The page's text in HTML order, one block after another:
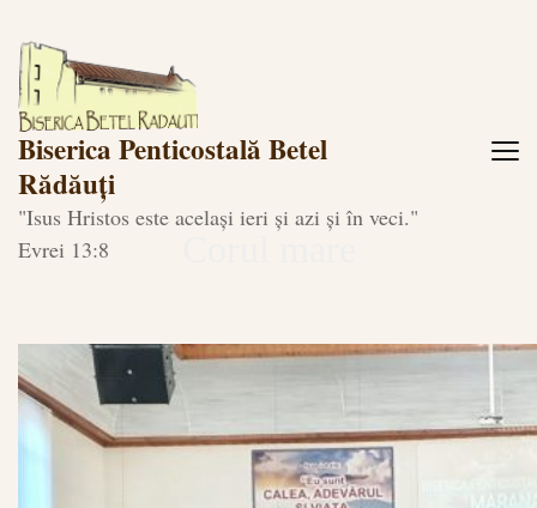
Biserica Penticostală Betel
Rădăuți
"Isus Hristos este același ieri și azi și în veci."
Evrei 13:8